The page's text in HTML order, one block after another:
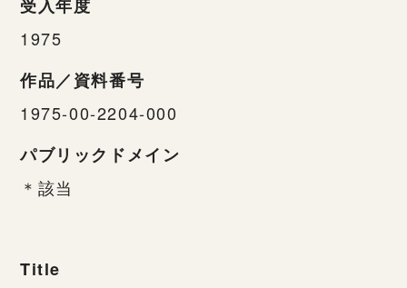
受入年度
1975
作品／資料番号
1975-00-2204-000
パブリックドメイン
＊該当
Title